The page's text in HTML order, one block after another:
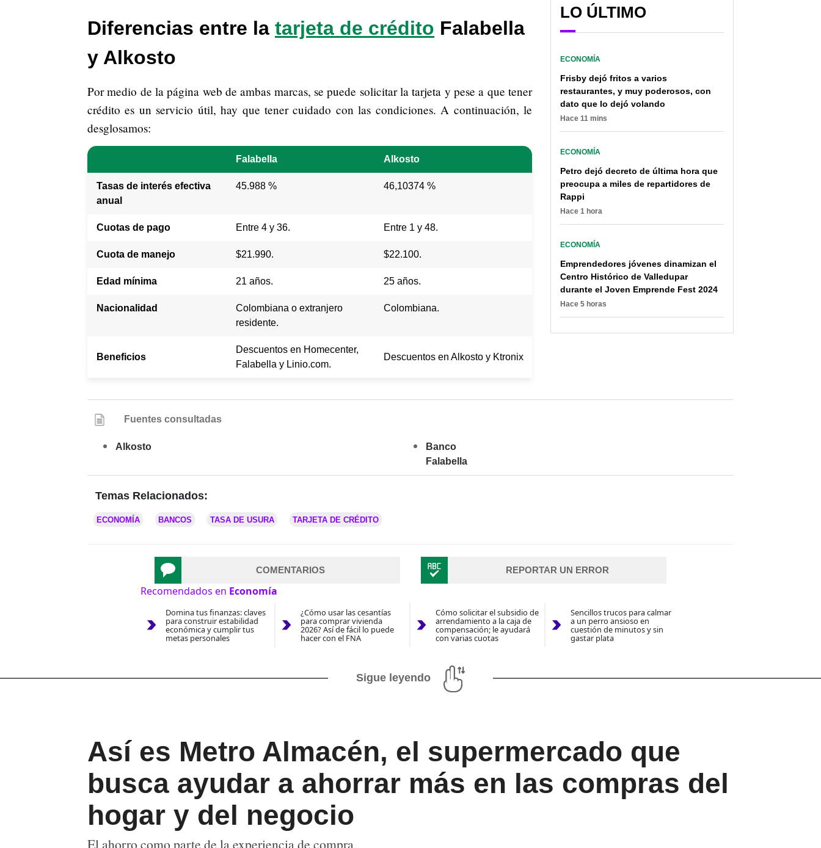
Diferencias entre la tarjeta de crédito Falabella
y Alkosto
Por medio de la página web de ambas marcas, se puede solicitar la tarjeta y pese a que tener
crédito es un servicio útil, hay que tener cuidado con las condiciones. A continuación, le
desglosamos:
Falabella Alkosto
Tasas de interés efectiva
anual
45.988 % 46,10374 %
Cuotas de pago Entre 4 y 36. Entre 1 y 48.
Cuota de manejo $21.990. $22.100.
Edad mínima 21 años. 25 años.
Nacionalidad
Colombiana o extranjero
residente.
Colombiana.
Beneficios
Descuentos en Homecenter,
Falabella y Linio.com.
Descuentos en Alkosto y Ktronix
LO ÚLTIMO
ECONOMÍA
Frisby dejó fritos a varios
restaurantes, y muy poderosos, con
dato que lo dejó volando
Hace 11 mins
ECONOMÍA
Petro dejó decreto de última hora que
preocupa a miles de repartidores de
Rappi
Hace 1 hora
ECONOMÍA
Emprendedores jóvenes dinamizan el
Centro Histórico de Valledupar
durante el Joven Emprende Fest 2024
Hace 5 horas
Fuentes consultadas
Alkosto
Banco
Falabella
Temas Relacionados:
ECONOMÍA BANCOS TASA DE USURA TARJETA DE CRÉDITO
COMENTARIOS REPORTAR UN ERROR
Recomendados en Economía
Domina tus finanzas: claves
para construir estabilidad
económica y cumplir tus
metas personales
¿Cómo usar las cesantías
para comprar vivienda
2026? Así de fácil lo puede
hacer con el FNA
Cómo solicitar el subsidio de
arrendamiento a la caja de
compensación; le ayudará
con varias cuotas
Sencillos trucos para calmar
a un perro ansioso en
cuestión de minutos y sin
gastar plata
Sigue leyendo
Así es Metro Almacén, el supermercado que
busca ayudar a ahorrar más en las compras del
hogar y del negocio
El ahorro como parte de la experiencia de compra